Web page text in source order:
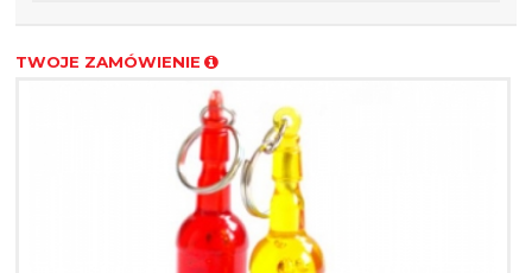
TWOJE ZAMÓWIENIE